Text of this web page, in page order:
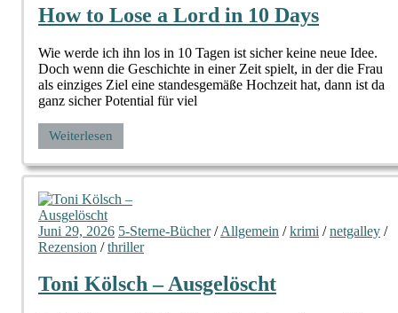
How to Lose a Lord in 10 Days
Wie werde ich ihn los in 10 Tagen ist sicher keine neue Idee.
Doch wenn die Geschichte in einer Zeit spielt, in der die Frau
als einziges Ziel eine standesgemäße Hochzeit hat, dann ist da
ganz sicher Potential für viel
Weiterlesen
Juni 29, 2026 5-Sterne-Bücher/Allgemein /krimi /netgalley /
Rezension /thriller
Toni Kölsch – Ausgelöscht